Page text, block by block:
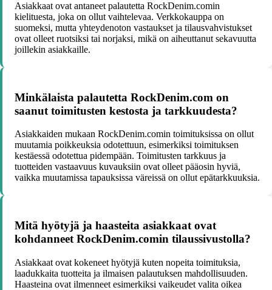
Asiakkaat ovat antaneet palautetta RockDenim.comin
kielituesta, joka on ollut vaihtelevaa. Verkkokauppa on
suomeksi, mutta yhteydenoton vastaukset ja tilausvahvistukset
ovat olleet ruotsiksi tai norjaksi, mikä on aiheuttanut sekavuutta
joillekin asiakkaille.
Minkälaista palautetta RockDenim.com on
saanut toimitusten kestosta ja tarkkuudesta?
Asiakkaiden mukaan RockDenim.comin toimituksissa on ollut
muutamia poikkeuksia odotettuun, esimerkiksi toimituksen
kestäessä odotettua pidempään. Toimitusten tarkkuus ja
tuotteiden vastaavuus kuvauksiin ovat olleet pääosin hyviä,
vaikka muutamissa tapauksissa väreissä on ollut epätarkkuuksia.
Mitä hyötyjä ja haasteita asiakkaat ovat
kohdanneet RockDenim.comin tilaussivustolla?
Asiakkaat ovat kokeneet hyötyjä kuten nopeita toimituksia,
laadukkaita tuotteita ja ilmaisen palautuksen mahdollisuuden.
Haasteina ovat ilmenneet esimerkiksi vaikeudet valita oikea